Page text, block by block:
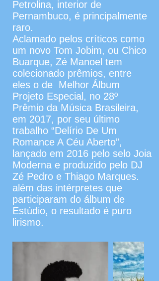
Petrolina, interior de
Pernambuco, é principalmente
raro.
Aclamado pelos críticos como
um novo Tom Jobim, ou Chico
Buarque, Zé Manoel tem
colecionado prêmios, entre
eles o de Melhor Álbum
Projeto Especial, no 28º
Prêmio da Música Brasileira,
em 2017, por seu último
trabalho “Delírio De Um
Romance A Céu Aberto”,
lançado em 2016 pelo selo Joia
Moderna e produzido pelo DJ
Zé Pedro e Thiago Marques.
além das intérpretes que
participaram do álbum de
Estúdio, o resultado é puro
lirismo.